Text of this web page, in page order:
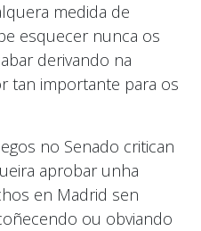
medida de
esquecer nunca os
derivando na
tan importante para os
no Senado critican
aprobar unha
en Madrid sen
ou obviando